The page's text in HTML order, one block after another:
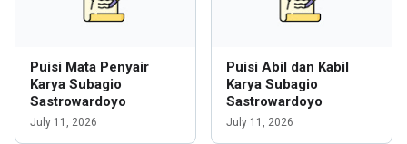
Puisi Mata Penyair
Karya Subagio
Sastrowardoyo
July 11, 2026
Puisi Abil dan Kabil
Karya Subagio
Sastrowardoyo
July 11, 2026